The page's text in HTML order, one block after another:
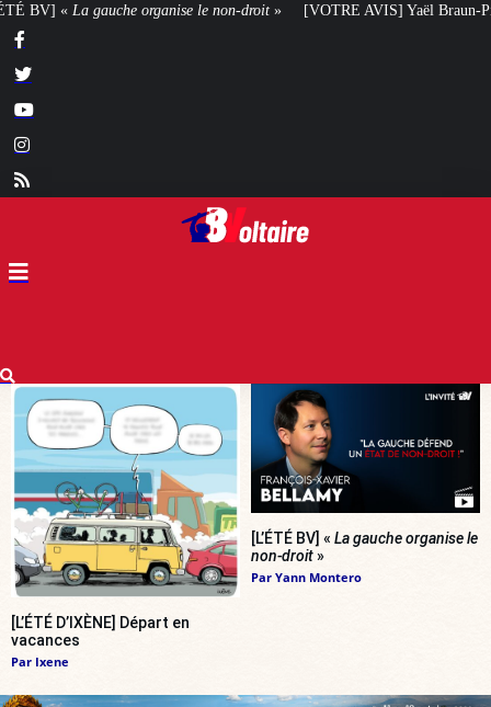
droit» [VOTRE AVIS] Yaël Braun-Pivet doit-elle renoncer à son projet
[L’ÉTÉ D’IXÈNE] Départ en
vacances
Par Ixene
[L’ÉTÉ BV] « La gauche organise le
non-droit»
Par Yann Montero